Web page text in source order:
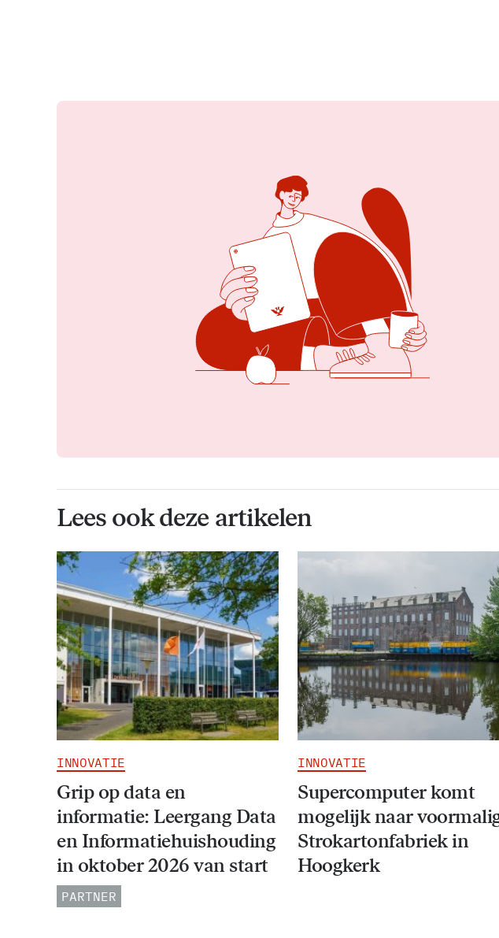
Lees ook deze artikelen
INNOVATIE
Grip op data en
informatie: Leergang Data
en Informatiehuishouding
in oktober 2026 van start
PARTNER
INNOVATIE
Supercomputer komt
mogelijk naar
Strokartonfabriek in
Hoogkerk